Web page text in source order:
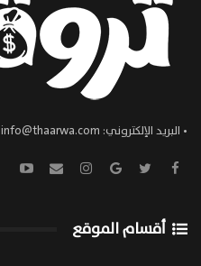
• البريد الإلكتروني: info@thaarwa.com
أقسام الموقع